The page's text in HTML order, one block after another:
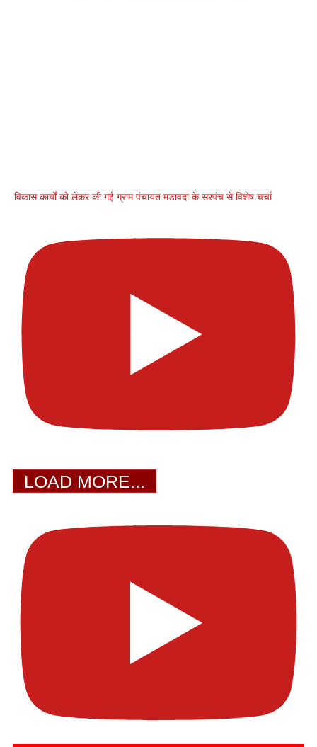
विकास कार्यों को लेकर की गई ग्राम पंचायत मडावदा के सरपंच से विशेष चर्चा
LOAD MORE...